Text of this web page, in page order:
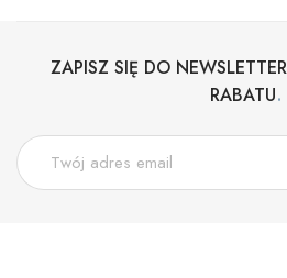
ZAPISZ SIĘ DO
RABATU.